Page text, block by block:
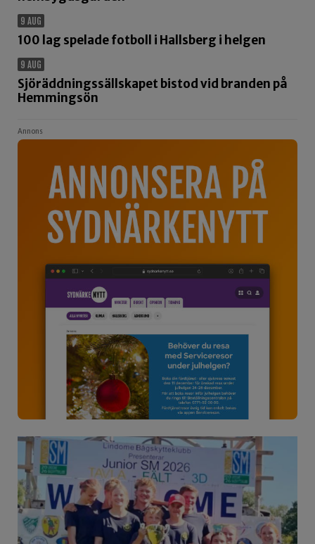
9 AUG
100 lag spelade fotboll i Hallsberg i helgen
9 AUG
Sjöräddningssällskapet bistod vid branden på
Hemmingsön
Annons